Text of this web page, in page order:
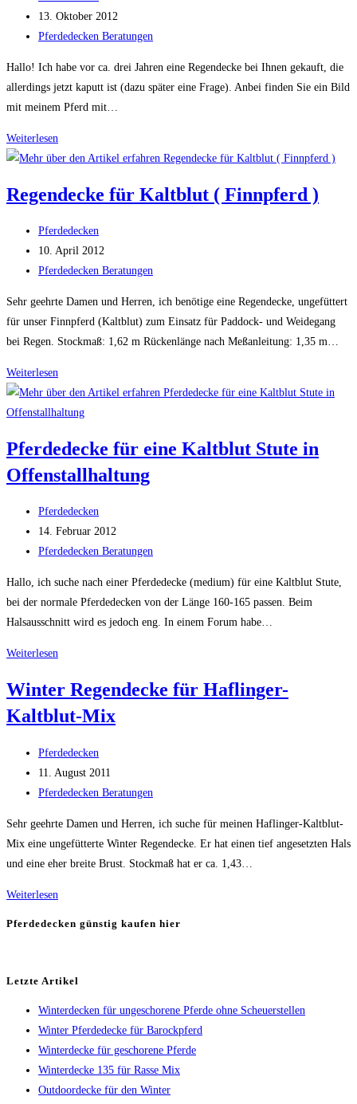
Autor:
Beitrag
veröffentlicht:
13. Oktober 2012
Beitrags-
Pferdedecken Beratungen
Hallo! Ich habe vor ca. drei Jahren eine Regendecke bei Ihnen gekauft, die
allerdings jetzt kaputt ist (dazu später eine Frage). Anbei finden Sie ein Bild
mit meinem Pferd mit…
Weiterlesen
für
Haflinger
Mix
Regendecke für Kaltblut ( Finnpferd )
Beitrags-
Autor:
Pferdedecken
Beitrag
veröffentlicht:
10. April 2012
Beitrags-
Pferdedecken Beratungen
Sehr geehrte Damen und Herren, ich benötige eine Regendecke, ungefüttert
für unser Finnpferd (Kaltblut) zum Einsatz für Paddock- und Weidegang
bei Regen. Stockmaß: 1,62 m Rückenlänge nach Meßanleitung: 1,35 m…
Weiterlesen
für
Kaltblut
Finnpferd
)
Pferdedecke für eine Kaltblut Stute in
Offenstallhaltung
Beitrags-
Autor:
Pferdedecken
Beitrag
veröffentlicht:
14. Februar 2012
Beitrags-
Pferdedecken Beratungen
Hallo, ich suche nach einer Pferdedecke (medium) für eine Kaltblut Stute,
bei der normale Pferdedecken von der Länge 160-165 passen. Beim
Halsausschnitt wird es jedoch eng. In einem Forum habe…
Weiterlesen
eine
Kaltblut
in
Offenstallhaltung
Winter Regendecke für Haflinger-
Kaltblut-Mix
Beitrags-
Autor:
Pferdedecken
Beitrag
veröffentlicht:
11. August 2011
Beitrags-
Pferdedecken Beratungen
Sehr geehrte Damen und Herren, ich suche für meinen Haflinger-Kaltblut-
Mix eine ungefütterte Winter Regendecke. Er hat einen tief angesetzten Hals
und eine eher breite Brust. Stockmaß hat er ca. 1,43…
Weiterlesen
Pferdedecken günstig kaufen hier
Letzte Artikel
Winterdecken für ungeschorene Pferde ohne Scheuerstellen
Winter Pferdedecke für Barockpferd
Winterdecke für geschorene Pferde
Winterdecke 135 für Rasse Mix
Outdoordecke für den Winter